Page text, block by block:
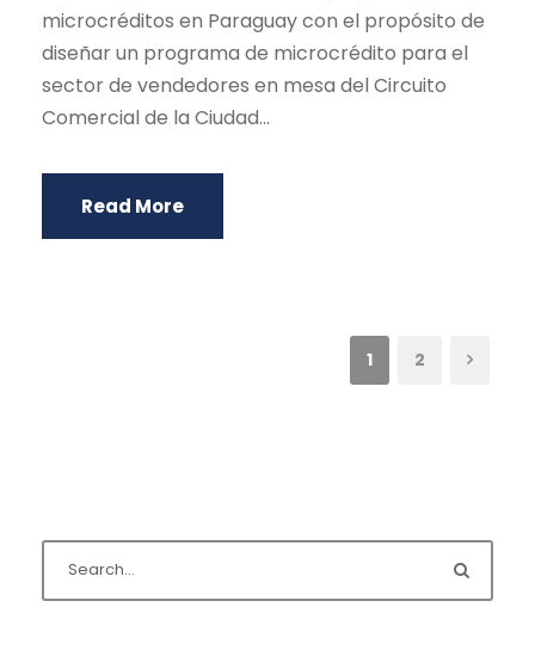
microcréditos en Paraguay con el propósito de
diseñar un programa de microcrédito para el
sector de vendedores en mesa del Circuito
Comercial de la Ciudad...
Read More
1 2